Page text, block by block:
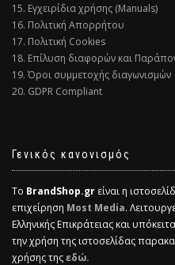
15. Εγχειρίδια χρήσης (Manuals)
16. Πολιτική Απορρήτου
17. Πολιτική Cookies
18. Επίλυση διαφορών και
19. Όροι συμμετοχής διαγωνισμών
20. GDPR Compliant
Γενικός κανονισμός
Το BrandShop.gr είναι η
επιχείρηση Most Media.
Ελληνικής Επικράτειας και
την χρήση της ιστοσελίδας
χρήσης τηςεδώ.